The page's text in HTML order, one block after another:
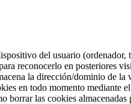
del usuario
reconocerlo en posteriores
la dirección/dominio de
en todo momento
borrar las cookies almacenadas